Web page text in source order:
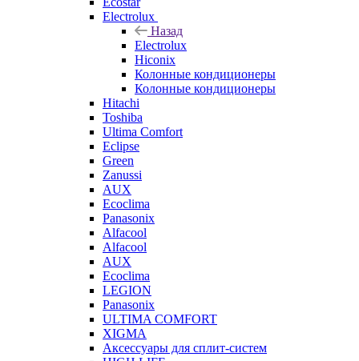
Electrolux
Назад
Electrolux
Hiconix
Колонные кондиционеры
Колонные кондиционеры
Hitachi
Toshiba
Ultima Comfort
Eclipse
Green
Zanussi
AUX
Ecoclima
Panasonix
Alfacool
Alfacool
AUX
Ecoclima
LEGION
Panasonix
ULTIMA COMFORT
XIGMA
Аксессуары для сплит-систем